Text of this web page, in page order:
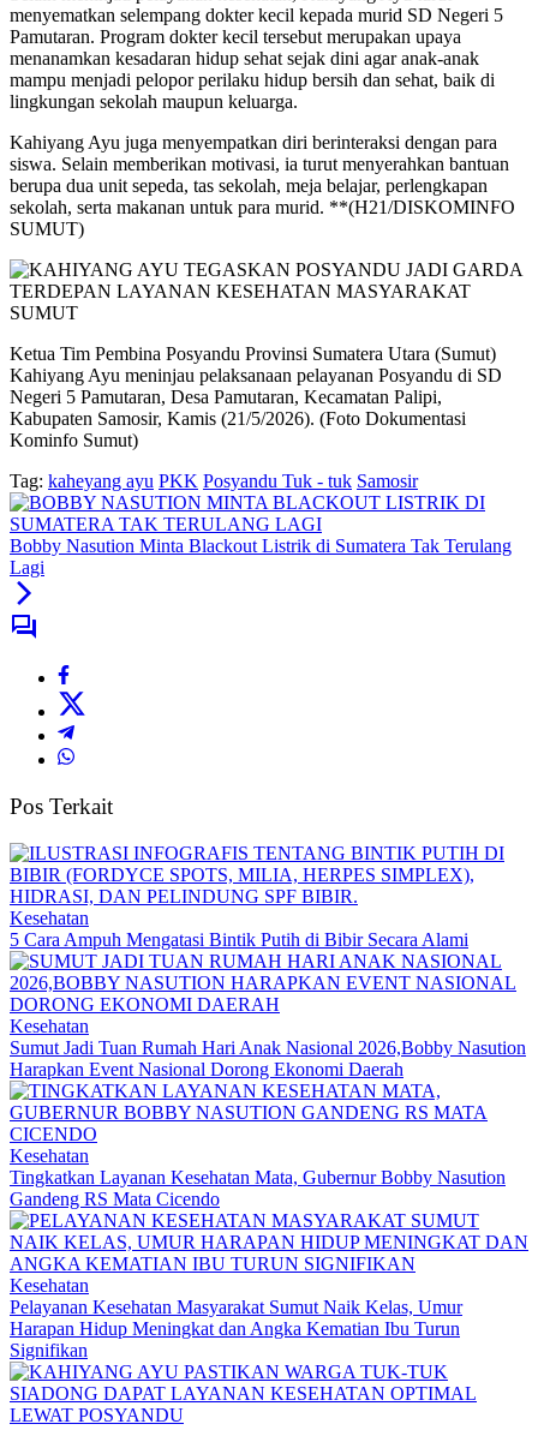
menyematkan selempang dokter kecil kepada murid SD Negeri 5
Pamutaran. Program dokter kecil tersebut merupakan upaya
menanamkan kesadaran hidup sehat sejak dini agar anak-anak
mampu menjadi pelopor perilaku hidup bersih dan sehat, baik di
lingkungan sekolah maupun keluarga.
Kahiyang Ayu juga menyempatkan diri berinteraksi dengan para
siswa. Selain memberikan motivasi, ia turut menyerahkan bantuan
berupa dua unit sepeda, tas sekolah, meja belajar, perlengkapan
sekolah, serta makanan untuk para murid. **(H21/DISKOMINFO
SUMUT)
Ketua Tim Pembina Posyandu Provinsi Sumatera Utara (Sumut)
Kahiyang Ayu meninjau pelaksanaan pelayanan Posyandu di SD
Negeri 5 Pamutaran, Desa Pamutaran, Kecamatan Palipi,
Kabupaten Samosir, Kamis (21/5/2026). (Foto Dokumentasi
Kominfo Sumut)
Tag: kaheyang ayu PKK Posyandu Tuk - tuk Samosir
Bobby Nasution Minta Blackout Listrik di Sumatera Tak Terulang
Lagi
Pos Terkait
Kesehatan
5 Cara Ampuh Mengatasi Bintik Putih di Bibir Secara Alami
Kesehatan
Sumut Jadi Tuan Rumah Hari Anak Nasional 2026,Bobby Nasution
Harapkan Event Nasional Dorong Ekonomi Daerah
Kesehatan
Tingkatkan Layanan Kesehatan Mata, Gubernur Bobby Nasution
Gandeng RS Mata Cicendo
Kesehatan
Pelayanan Kesehatan Masyarakat Sumut Naik Kelas, Umur
Harapan Hidup Meningkat dan Angka Kematian Ibu Turun
Signifikan